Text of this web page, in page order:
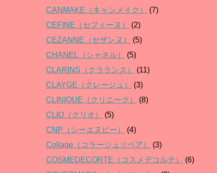
CANMAKE（キャンメイク）
(7)
CEFINE（セフィーヌ）
(2)
CEZANNE（セザンヌ）
(5)
CHANEL（シャネル）
(5)
CLARINS（クラランス）
(11)
CLAYGE（クレージュ）
(3)
CLINIQUE（クリニーク）
(8)
CLIO（クリオ）
(5)
CNP（シーエヌピー）
(4)
Collage（コラージュリペア）
(3)
COSMEDECORTE（コスメデコルテ）
(6)